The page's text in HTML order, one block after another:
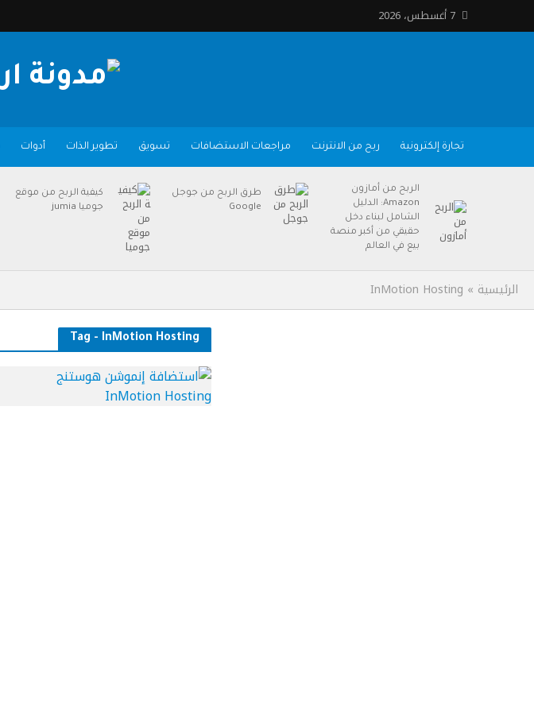
7 أغسطس، 2026
تجارة إلكترونية ربح من الانترنت مراجعات الاستضافات تسويق تطوير الذات أدوات
الربح من أمازون
Amazon: الدليل
الشامل لبناء دخل
حقيقي من أكبر منصة
بيع في العالم
طرق الربح من جوجل
Google
كيفية الربح من موقع
جوميا jumia
الرئيسية »
InMotion Hosting
Tag - InMotion Hosting